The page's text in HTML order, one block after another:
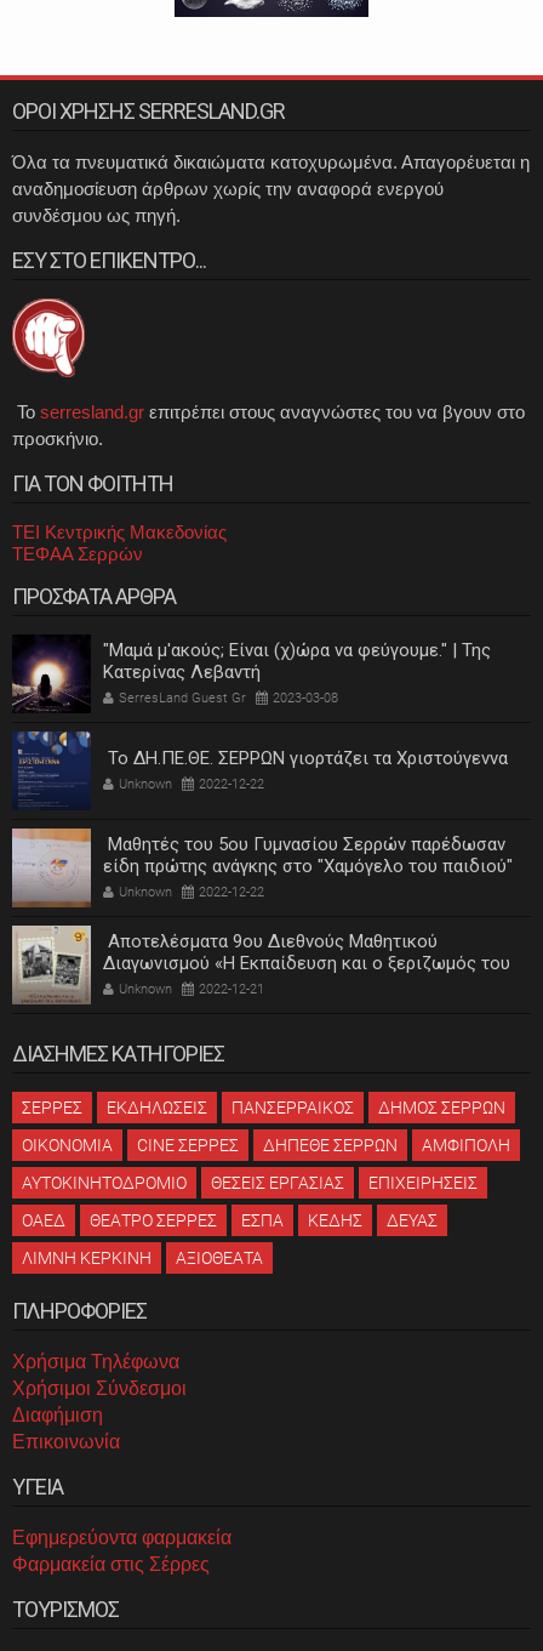
ΟΡΟΙ ΧΡΗΣΗΣ SERRESLAND.GR
Όλα τα πνευματικά δικαιώματα κατοχυρωμένα. Απαγορέυεται η
αναδημοσίευση άρθρων χωρίς την αναφορά ενεργού
συνδέσμου ως πηγή.
ΕΣΥ ΣΤΟ ΕΠΙΚΕΝΤΡΟ...
Το serresland.gr επιτρέπει στους αναγνώστες του να βγουν στο
προσκήνιο.
ΓΙΑ ΤΟΝ ΦΟΙΤΗΤΗ
ΤΕΙ Κεντρικής Μακεδονίας
ΤΕΦΑΑ Σερρών
ΠΡΟΣΦΑΤΑ ΑΡΘΡΑ
"Μαμά μ'ακούς; Είναι (χ)ώρα να φεύγουμε." | Της
Κατερίνας Λεβαντή
SerresLand Guest Gr 2023-03-08
Το ΔΗ.ΠΕ.ΘΕ. ΣΕΡΡΩΝ γιορτάζει τα Χριστούγεννα
Unknown 2022-12-22
Μαθητές του 5ου Γυμνασίου Σερρών παρέδωσαν
είδη πρώτης ανάγκης στο "Χαμόγελο του παιδιού"
Unknown 2022-12-22
Αποτελέσματα 9ου Διεθνούς Μαθητικού
Διαγωνισμού «Η Εκπαίδευση και ο ξεριζωμός του
ελληνισμού»
Unknown 2022-12-21
ΔΙΑΣΗΜΕΣ ΚΑΤΗΓΟΡΙΕΣ
ΣΕΡΡΕΣ ΕΚΔΗΛΩΣΕΙΣ ΠΑΝΣΕΡΡΑΙΚΟΣ
ΔΗΜΟΣ ΣΕΡΡΩΝ
ΟΙΚΟΝΟΜΙΑ
CINE ΣΕΡΡΕΣ ΔΗΠΕΘΕ ΣΕΡΡΩΝ
ΑΜΦΙΠΟΛΗ
ΑΥΤΟΚΙΝΗΤΟΔΡΟΜΙΟ
ΘΕΣΕΙΣ ΕΡΓΑΣΙΑΣ
ΕΠΙΧΕΙΡΗΣΕΙΣ
ΟΑΕΔ
ΘΕΑΤΡΟ ΣΕΡΡΕΣ ΕΣΠΑ ΚΕΔΗΣ
ΔΕΥΑΣ
ΛΙΜΝΗ ΚΕΡΚΙΝΗ
ΑΞΙΟΘΕΑΤΑ
ΠΛΗΡΟΦΟΡΙΕΣ
Χρήσιμα Τηλέφωνα
Χρήσιμοι Σύνδεσμοι
Διαφήμιση
Επικοινωνία
ΥΓΕΙΑ
Εφημερεύοντα φαρμακεία
Φαρμακεία στις Σέρρες
ΤΟΥΡΙΣΜΟΣ